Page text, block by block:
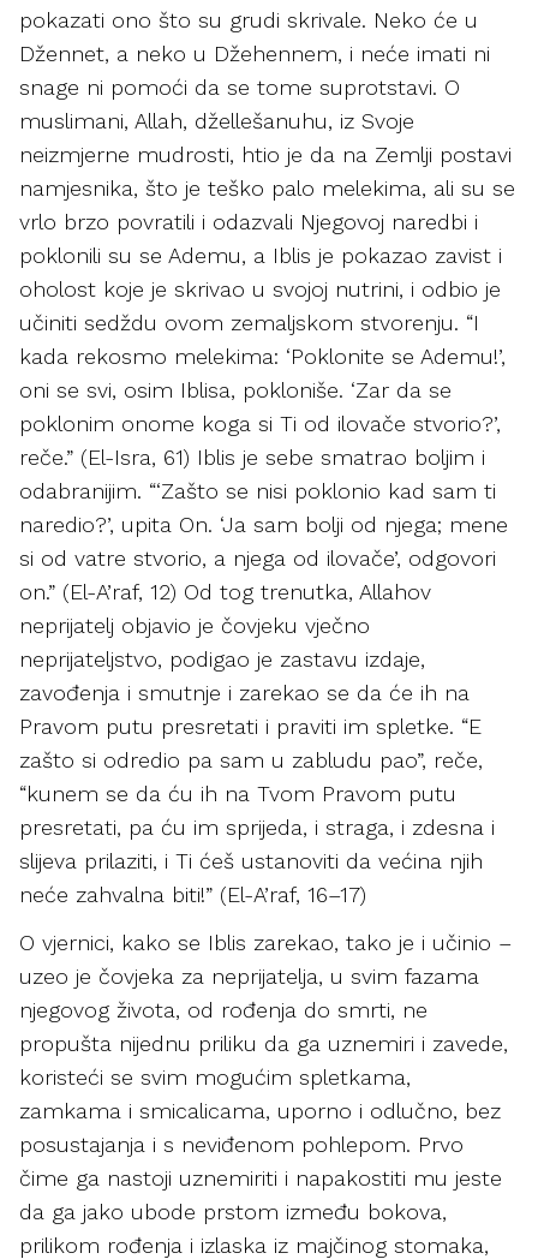
pokazati ono što su grudi skrivale. Neko će u
Džennet, a neko u Džehennem, i neće imati ni
snage ni pomoći da se tome suprotstavi. O
muslimani, Allah, džellešanuhu, iz Svoje
neizmjerne mudrosti, htio je da na Zemlji postavi
namjesnika, što je teško palo melekima, ali su se
vrlo brzo povratili i odazvali Njegovoj naredbi i
poklonili su se Ademu, a Iblis je pokazao zavist i
oholost koje je skrivao u svojoj nutrini, i odbio je
učiniti sedždu ovom zemaljskom stvorenju. “I
kada rekosmo melekima: ‘Poklonite se Ademu!’,
oni se svi, osim Iblisa, pokloniše. ‘Zar da se
poklonim onome koga si Ti od ilovače stvorio?’,
reče.” (El-Isra, 61) Iblis je sebe smatrao boljim i
odabranijim. “‘Zašto se nisi poklonio kad sam ti
naredio?’, upita On. ‘Ja sam bolji od njega; mene
si od vatre stvorio, a njega od ilovače’, odgovori
on.” (El-A’raf, 12) Od tog trenutka, Allahov
neprijatelj objavio je čovjeku vječno
neprijateljstvo, podigao je zastavu izdaje,
zavođenja i smutnje i zarekao se da će ih na
Pravom putu presretati i praviti im spletke. “E
zašto si odredio pa sam u zabludu pao”, reče,
“kunem se da ću ih na Tvom Pravom putu
presretati, pa ću im sprijeda, i straga, i zdesna i
slijeva prilaziti, i Ti ćeš ustanoviti da većina njih
neće zahvalna biti!” (El-A’raf, 16–17)
O vjernici, kako se Iblis zarekao, tako je i učinio –
uzeo je čovjeka za neprijatelja, u svim fazama
njegovog života, od rođenja do smrti, ne
propušta nijednu priliku da ga uznemiri i zavede,
koristeći se svim mogućim spletkama,
zamkama i smicalicama, uporno i odlučno, bez
posustajanja i s neviđenom pohlepom. Prvo
čime ga nastoji uznemiriti i napakostiti mu jeste
da ga jako ubode prstom između bokova,
prilikom rođenja i izlaska iz majčinog stomaka,